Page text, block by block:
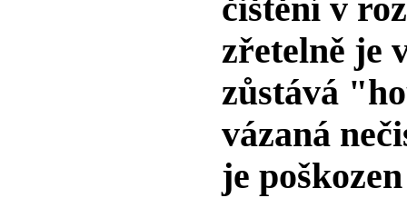
čištění v
zřetelně je
zůstává
vázaná
je